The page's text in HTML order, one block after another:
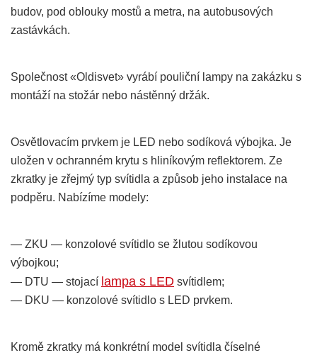
budov, pod oblouky mostů a metra, na autobusových
zastávkách.
Společnost «Oldisvet» vyrábí pouliční lampy na zakázku s
montáží na stožár nebo nástěnný držák.
Osvětlovacím prvkem je LED nebo sodíková výbojka. Je
uložen v ochranném krytu s hliníkovým reflektorem. Ze
zkratky je zřejmý typ svítidla a způsob jeho instalace na
podpěru. Nabízíme modely:
— ZKU — konzolové svítidlo se žlutou sodíkovou
výbojkou;
— DTU — stojací lampa s LED svítidlem;
— DKU — konzolové svítidlo s LED prvkem.
Kromě zkratky má konkrétní model svítidla číselné